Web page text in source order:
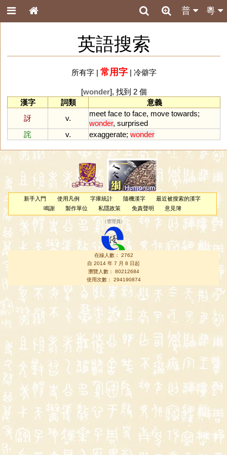
粵
普
英語搜索
所有字| 常用字| 冷僻字
[wonder], 找到 2 個
漢字
詞類
意義
訝
v.
meet face to face, move towards;
wonder, surprised
詫
v. exaggerate; wonder
新手入門 使用凡例 字庫統計 隨機漢字
最近被搜索的漢字
鳴謝
製作單位 私隱政策 免責聲明 意見簿
（管理員 ）
在線人數： 2762
自 2014 年 7 月 8 日起
瀏覽人數： 80212684
使用次數： 294190874